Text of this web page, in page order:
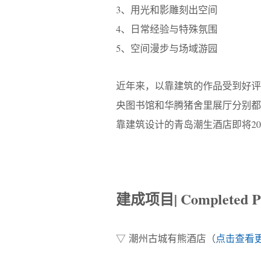
3、用光和影雕刻出空间
4、日常经验与特殊氛围
5、空间漫步与场域游园
近年来，以靠建筑的作品受到好
央图书馆和华腾猪舍里展厅分别
靠建筑设计的青岛潮生酒店即将
建成项目| Completed
▽ 潮州古城有熊酒店（点击查看